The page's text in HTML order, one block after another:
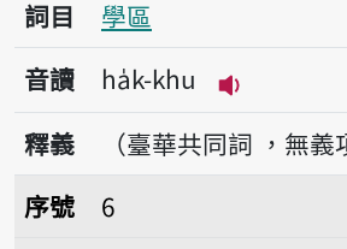
詞目
學區
音讀
ha̍k-khu
播放音讀
釋義
（臺華共同詞 ，無義
序號6校區
序號
6